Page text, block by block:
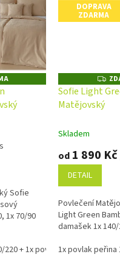
Sofie
1x 70/90
220 + 1x povlak na polštář 70/90
DOPRAVA
ZDARMA
Z
D
A
Sofie Light
Matějovský
Skladem
od 1 890 Kč
DETAIL
Povlečení
Light Green
damašek 1x
1x povlak peřina